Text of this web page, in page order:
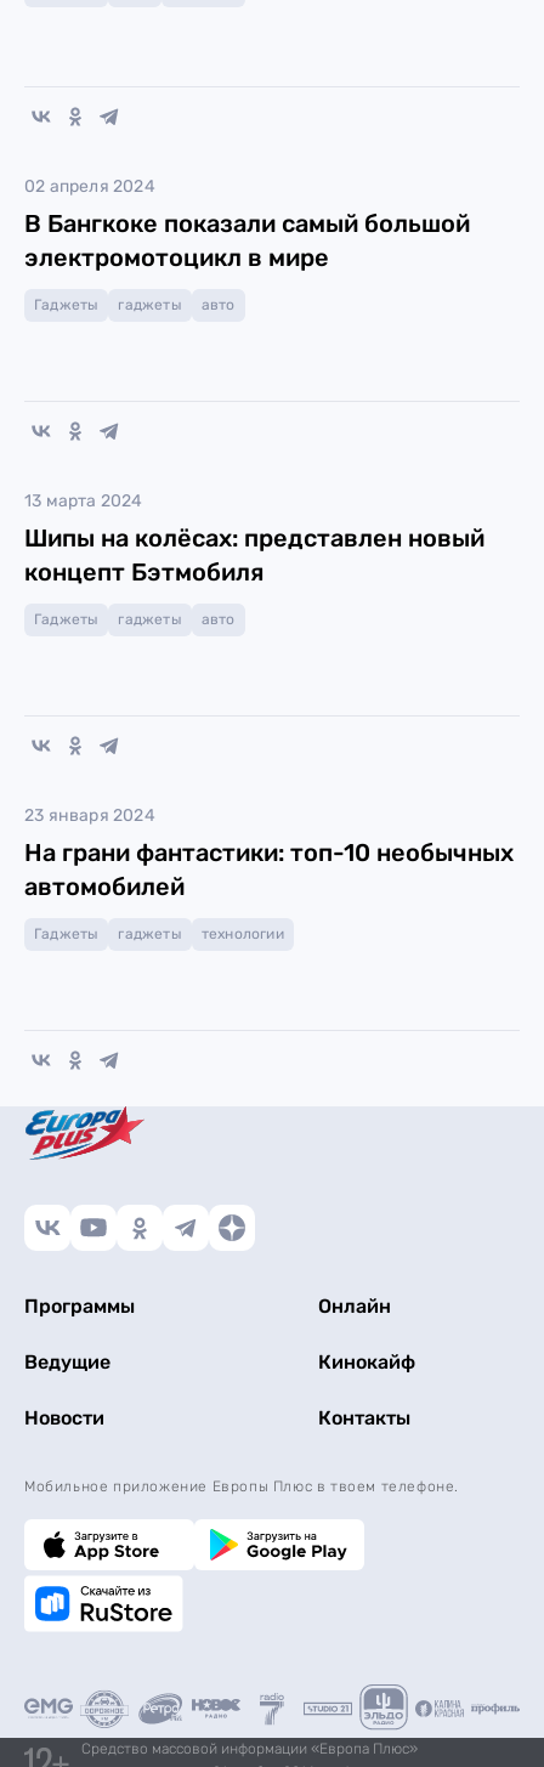
02 апреля 2024
В Бангкоке показали самый большой
электромотоцикл в мире
Гаджеты гаджеты авто
13 марта 2024
Шипы на колёсах: представлен новый
концепт Бэтмобиля
Гаджеты гаджеты авто
23 января 2024
На грани фантастики: топ-10 необычных
автомобилей
Гаджеты гаджеты технологии
Программы Онлайн
Ведущие Кинокайф
Новости Контакты
Мобильное приложение Европы Плюс в твоем телефоне.
Средство массовой информации «Европа Плюс»